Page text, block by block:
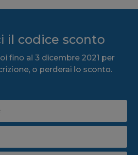
il codice sconto
fino al 3 dicembre 2021 per
o perderai lo sconto.